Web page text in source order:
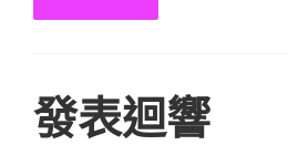
位
發表迴響